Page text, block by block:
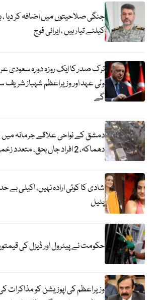
جنگی صلاحیتوں میں اضافہ کر
کیلئے تیار ہیں ، ایرانی فوج
ترک صدر کا ایک روزہ دورہ سعودی
ولی عہد اور وزیراعظم شہباز
گے
دمشق کے نواحی علاقے جرمانہ
دھماکہ، 2 افراد جاں بحق، متعدد زخمی
شادی کا کوئی ارادہ نہیں، اکیلی بے
پٹیل
حکومت نے پیٹرول اور ڈیزل کی
وزیراعظم کی اپوزیشن کو مذاکرات